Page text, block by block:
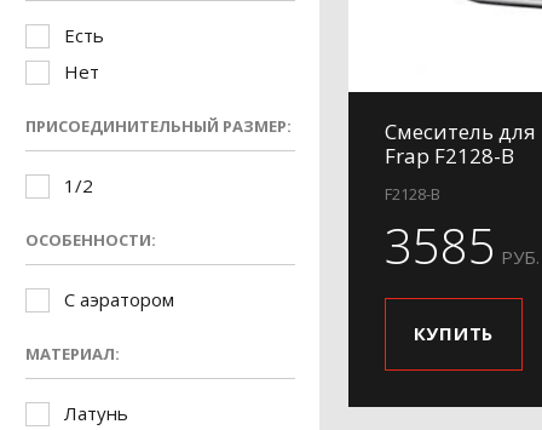
Есть
Нет
ПРИСОЕДИНИТЕЛЬНЫЙ РАЗМЕР:
1/2
ОСОБЕННОСТИ:
С аэратором
МАТЕРИАЛ:
Латунь
Смеситель
Frap F2128-B
F2128-B
3585 РУБ.
КУПИТЬ